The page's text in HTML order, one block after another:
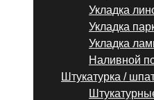
Укладка
Укладка
Укладка
Наливной
Штукатурка /